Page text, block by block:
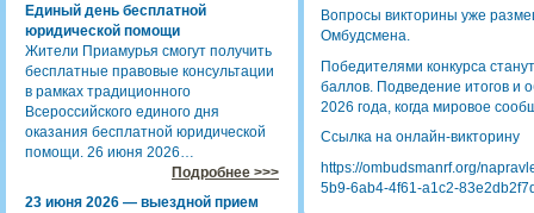
Единый день бесплатной
юридической помощи
Жители Приамурья смогут получить
бесплатные правовые консультации
в рамках традиционного
Всероссийского единого дня
оказания бесплатной юридической
помощи. 26 июня 2026…
Подробнее >>>
23 июня 2026 — выездной прием
Вопросы викторины уже
Омбудсмена.
Победителями конкурса
баллов. Подведение итогов и
2026 года, когда мировое
Ссылка на онлайн-викторину
https://ombudsmanrf.org/
5b9-6ab4-4f61-a1c2-